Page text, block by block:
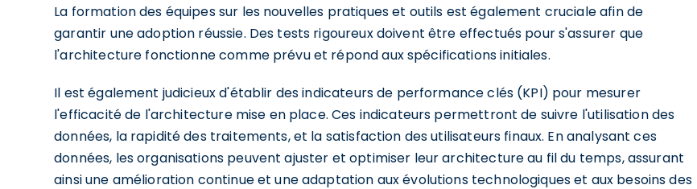
La formation des équipes sur les nouvelles pratiques et outils est également cruciale afin de
garantir une adoption réussie. Des tests rigoureux doivent être effectués pour s'assurer que
l'architecture fonctionne comme prévu et répond aux spécifications initiales.
Il est également judicieux d'établir des indicateurs de performance clés (KPI) pour mesurer
l'efficacité de l'architecture mise en place. Ces indicateurs permettront de suivre l'utilisation des
données, la rapidité des traitements, et la satisfaction des utilisateurs finaux. En analysant ces
données, les organisations peuvent ajuster et optimiser leur architecture au fil du temps, assurant
ainsi une amélioration continue et une adaptation aux évolutions technologiques et aux besoins des